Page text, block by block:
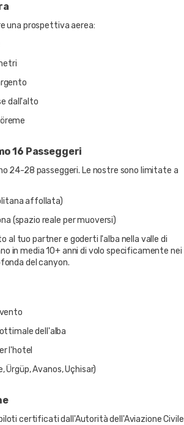
una prospettiva aerea:
dall'alto
16 Passeggeri
24-28 passeggeri. Le nostre sono limitate a
affollata)
(spazio reale per muoversi)
al tuo partner e goderti l'alba nella valle di
in media 10+ anni di volo specificamente nei
del canyon.
dell'alba
l'hotel
Avanos, Uçhisar)
certificati dall'Autorità dell'Aviazione Civile